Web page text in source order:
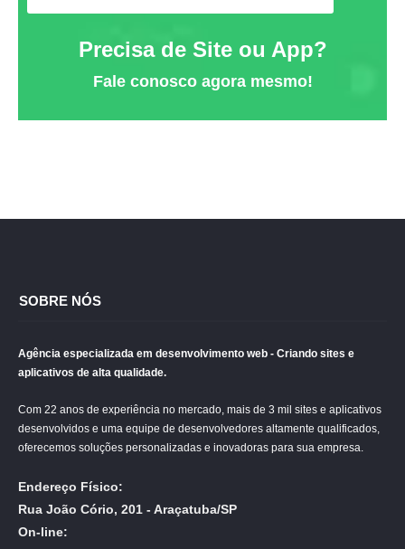
Precisa de Site ou App?
Fale conosco agora mesmo!
SOBRE NÓS
Agência especializada em desenvolvimento web - Criando sites e
aplicativos de alta qualidade.
Com 22 anos de experiência no mercado, mais de 3 mil sites e aplicativos
desenvolvidos e uma equipe de desenvolvedores altamente qualificados,
oferecemos soluções personalizadas e inovadoras para sua empresa.
Endereço Físico:
Rua João Cório, 201 - Araçatuba/SP
On-line: